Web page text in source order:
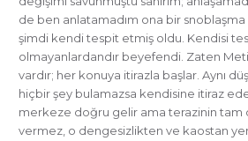
de ben anlatamadım ona bir snoblaşma
şimdi kendi tespit etmiş oldu. Kendisi
olmayanlardandır beyefendi. Zaten
vardır; her konuya itirazla başlar. Aynı
hiçbir şey bulamazsa kendisine itiraz
merkeze doğru gelir ama terazinin tam
vermez, o dengesizlikten ve kaostan